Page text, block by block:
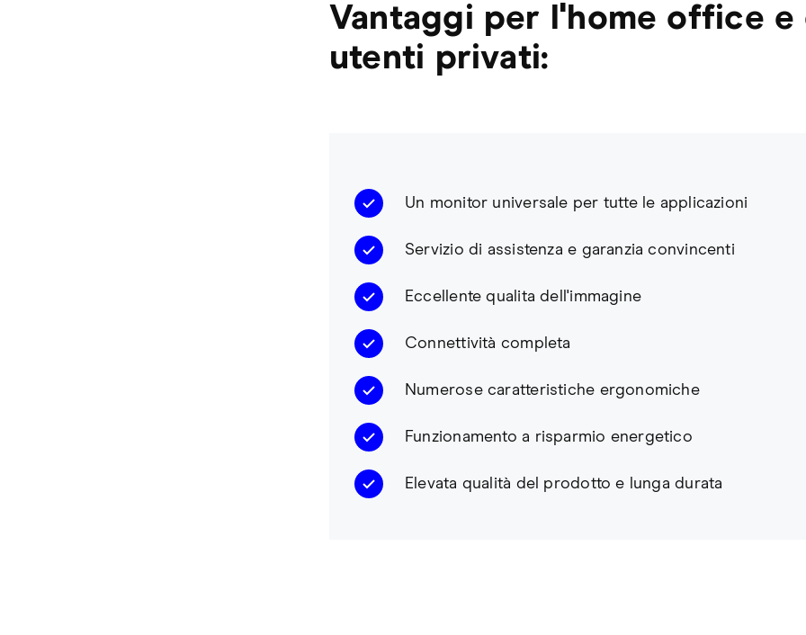
Vantaggi per l'home office e
utenti privati:
Un monitor universale per tutte le applicazioni
Servizio di assistenza e garanzia convincenti
Eccellente qualita dell'immagine
Connettività completa
Numerose caratteristiche ergonomiche
Funzionamento a risparmio energetico
Elevata qualità del prodotto e lunga durata